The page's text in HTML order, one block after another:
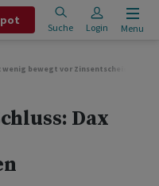
Suche Login Menu
bewegt vor Zinsentscheidungen
Dax